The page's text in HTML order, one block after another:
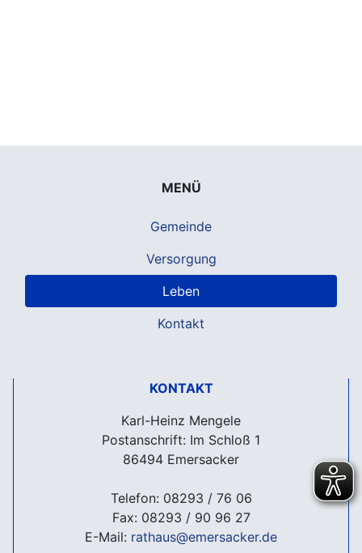
MENÜ
Gemeinde
Versorgung
Leben
Kontakt
KONTAKT
Karl-Heinz Mengele
Postanschrift: Im Schloß 1
86494 Emersacker
Telefon: 08293 / 76 06
Fax: 08293 / 90 96 27
E-Mail: rathaus@emersacker.de